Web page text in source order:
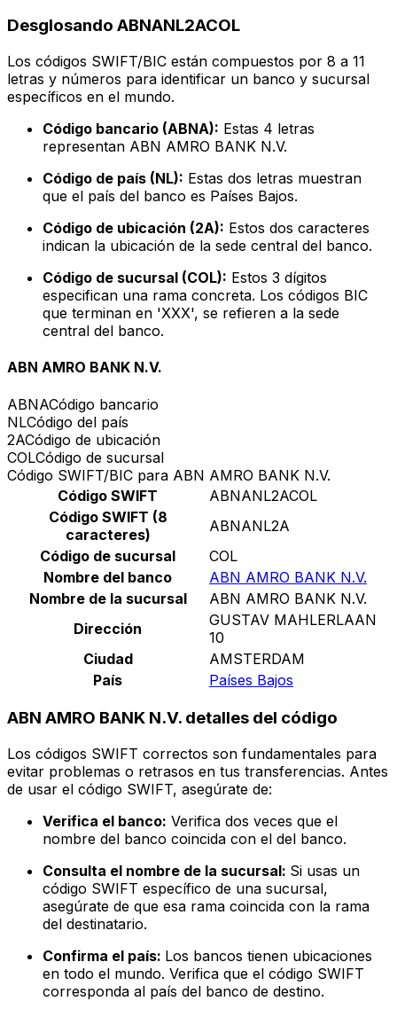
Desglosando ABNANL2ACOL
Los códigos SWIFT/BIC están compuestos por 8 a 11
letras y números para identificar un banco y sucursal
específicos en el mundo.
Código bancario (ABNA): Estas 4 letras
representan ABN AMRO BANK N.V.
Código de país (NL): Estas dos letras muestran
que el país del banco es Países Bajos.
Código de ubicación (2A): Estos dos caracteres
indican la ubicación de la sede central del banco.
Código de sucursal (COL): Estos 3 dígitos
especifican una rama concreta. Los códigos BIC
que terminan en 'XXX', se refieren a la sede
central del banco.
ABN AMRO BANK N.V.
ABNACódigo bancario
NLCódigo del país
2ACódigo de ubicación
COLCódigo de sucursal
Código SWIFT/BIC para ABN AMRO BANK N.V.
Código SWIFT
ABNANL2ACOL
Código SWIFT (8
caracteres)
ABNANL2A
Código de sucursal
COL
Nombre del banco
ABN AMRO BANK N.V.
Nombre de la sucursal
ABN AMRO BANK N.V.
Dirección
GUSTAV MAHLERLAAN
10
Ciudad
AMSTERDAM
País
Países Bajos
ABN AMRO BANK N.V. detalles del código
Los códigos SWIFT correctos son fundamentales para
evitar problemas o retrasos en tus transferencias. Antes
de usar el código SWIFT, asegúrate de:
Verifica el banco: Verifica dos veces que el
nombre del banco coincida con el del banco.
Consulta el nombre de la sucursal: Si usas un
código SWIFT específico de una sucursal,
asegúrate de que esa rama coincida con la rama
del destinatario.
Confirma el país: Los bancos tienen ubicaciones
en todo el mundo. Verifica que el código SWIFT
corresponda al país del banco de destino.